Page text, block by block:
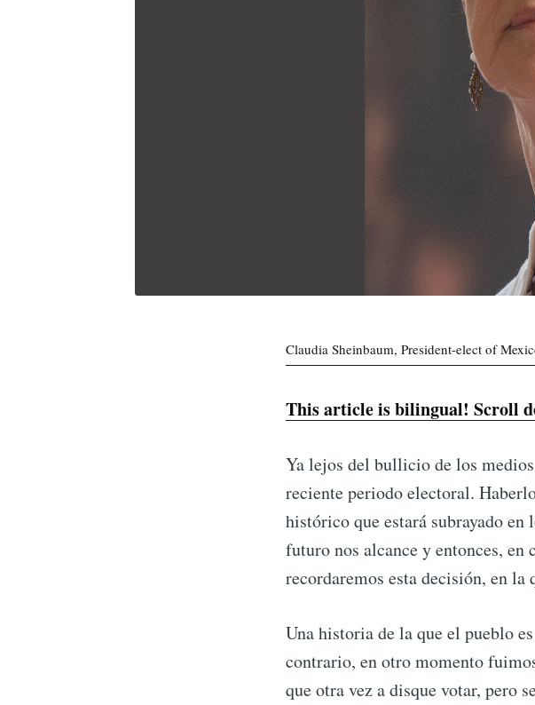
Claudia Sheinbaum, President-elect of
This article is bilingual! Scroll
Ya lejos del bullicio de los
reciente periodo electoral.
histórico que estará subrayado
futuro nos alcance y entonces,
recordaremos esta decisión, en
Una historia de la que el pueblo
contrario, en otro momento
que otra vez a disque votar, pero